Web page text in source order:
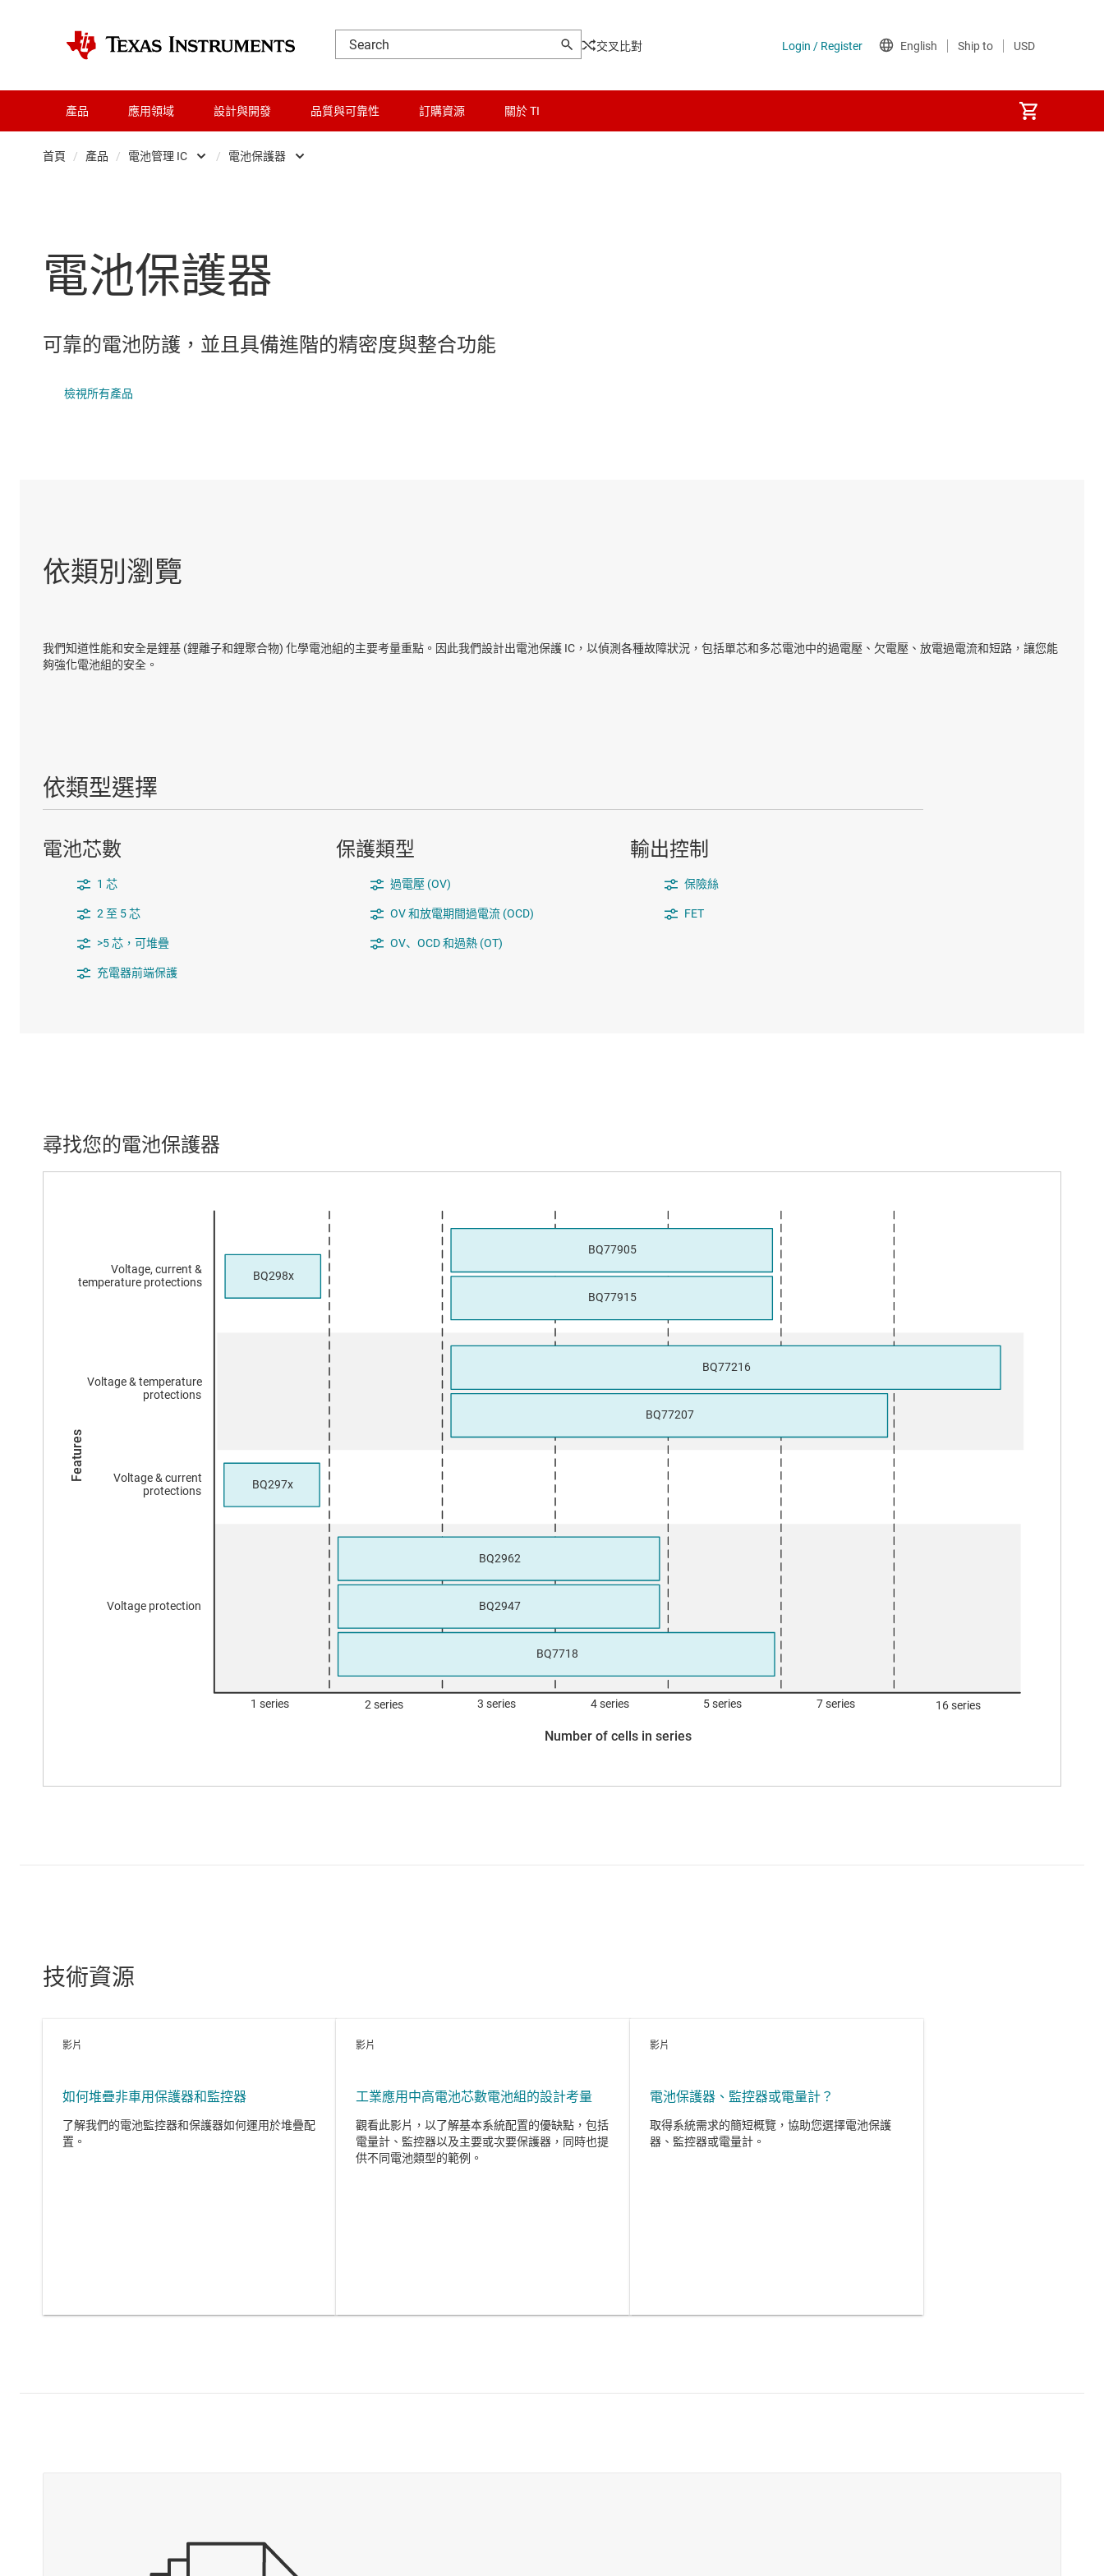
交叉比對
產品 應用領域 設計與開發 品質與可靠性 訂購資源 關於 TI
首頁 / 產品 / 電池管理 IC
時鐘與計時
數據轉換器
晶粒與晶圓服務 射頻 (RF) 與微波
/ 電池保護器
電池保護器
電池保護器
可靠的電池防護，並且具備進階的精密度與整合功能
檢視所有產品
依類別瀏覽
我們知道性能和安全是鋰基 (鋰離子和鋰聚合物) 化學電池組的主要考量重點。因此我們設計出電池保護 IC，以偵測各種故障狀況，包括單芯和多芯電池中的過電壓、欠電壓、放電過電流和短路，讓您能
夠強化電池組的安全。
依類型選擇
電池芯數
1 芯
2 至 5 芯
>5 芯，可堆疊
充電器前端保護
保護類型
過電壓 (OV)
OV 和放電期間過電流 (OCD)
OV、OCD 和過熱 (OT)
輸出控制
保險絲
FET
尋找您的電池保護器
技術資源
影片
如何堆疊非車用保護器和監控器
了解我們的電池監控器和保護器如何運用於堆疊配
置。
影片
工業應用中高電池芯數電池組的設計考量
觀看此影片，以了解基本系統配置的優缺點，包括
電量計、監控器以及主要或次要保護器，同時也提
供不同電池類型的範例。
影片
電池保護器、監控器或電量計？
取得系統需求的簡短概覽，協助您選擇電池保護
器、監控器或電量計。